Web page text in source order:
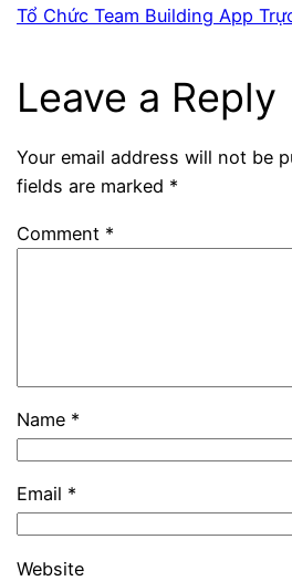
Tổ Chức Team Building App
Leave a Reply
Your email address will not be
fields are marked *
Comment *
Name *
Email *
Website